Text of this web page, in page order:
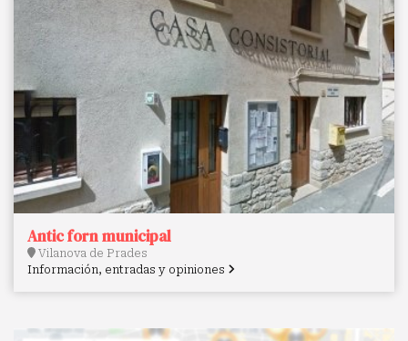
Antic forn municipal
Vilanova de Prades
Información, entradas y opiniones